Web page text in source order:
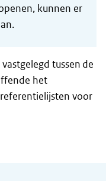
kunnen er
tussen de
het
voor